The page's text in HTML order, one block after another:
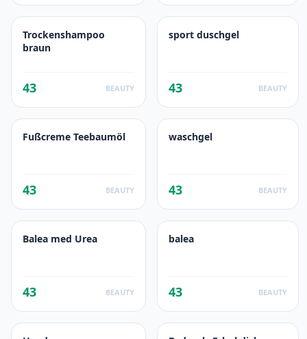
Trockenshampoo
braun
43 BEAUTY
sport duschgel
43 BEAUTY
Fußcreme Teebaumöl
43 BEAUTY
waschgel
43 BEAUTY
Balea med Urea
43 BEAUTY
balea
43 BEAUTY